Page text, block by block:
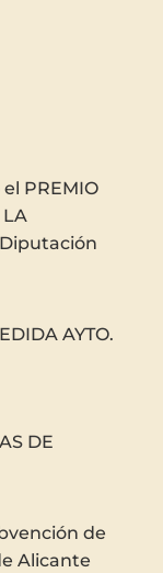
PREMIO
LA
Diputación
AYTO.
DE
de
Alicante